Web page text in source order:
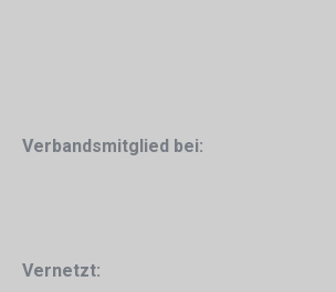
Verbandsmitglied bei:
Vernetzt: